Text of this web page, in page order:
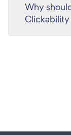
Why
Clickability